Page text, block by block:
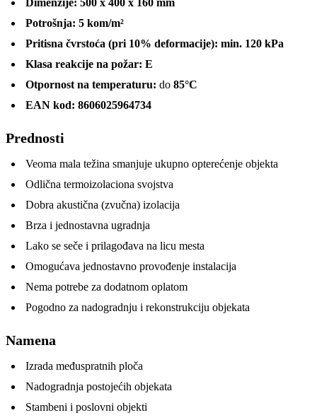
Potrošnja: 5 kom/m²
Pritisna čvrstoća (pri 10% deformacije): min. 120 kPa
Klasa reakcije na požar: E
Otpornost na temperaturu: do 85°C
EAN kod: 8606025964734
Prednosti
Veoma mala težina smanjuje ukupno opterećenje objekta
Odlična termoizolaciona svojstva
Dobra akustična (zvučna) izolacija
Brza i jednostavna ugradnja
Lako se seče i prilagođava na licu mesta
Omogućava jednostavno provođenje instalacija
Nema potrebe za dodatnom oplatom
Pogodno za nadogradnju i rekonstrukciju objekata
Namena
Izrada međuspratnih ploča
Nadogradnja postojećih objekata
Stambeni i poslovni objekti